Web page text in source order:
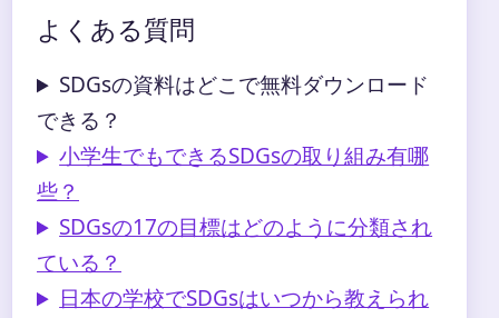
よくある質問
SDGsの資料はどこで無料ダウンロード
できる？
小学生でもできるSDGsの取り組み有哪
些？
SDGsの17の目標はどのように分類され
ている？
日本の学校でSDGsはいつから教えられ